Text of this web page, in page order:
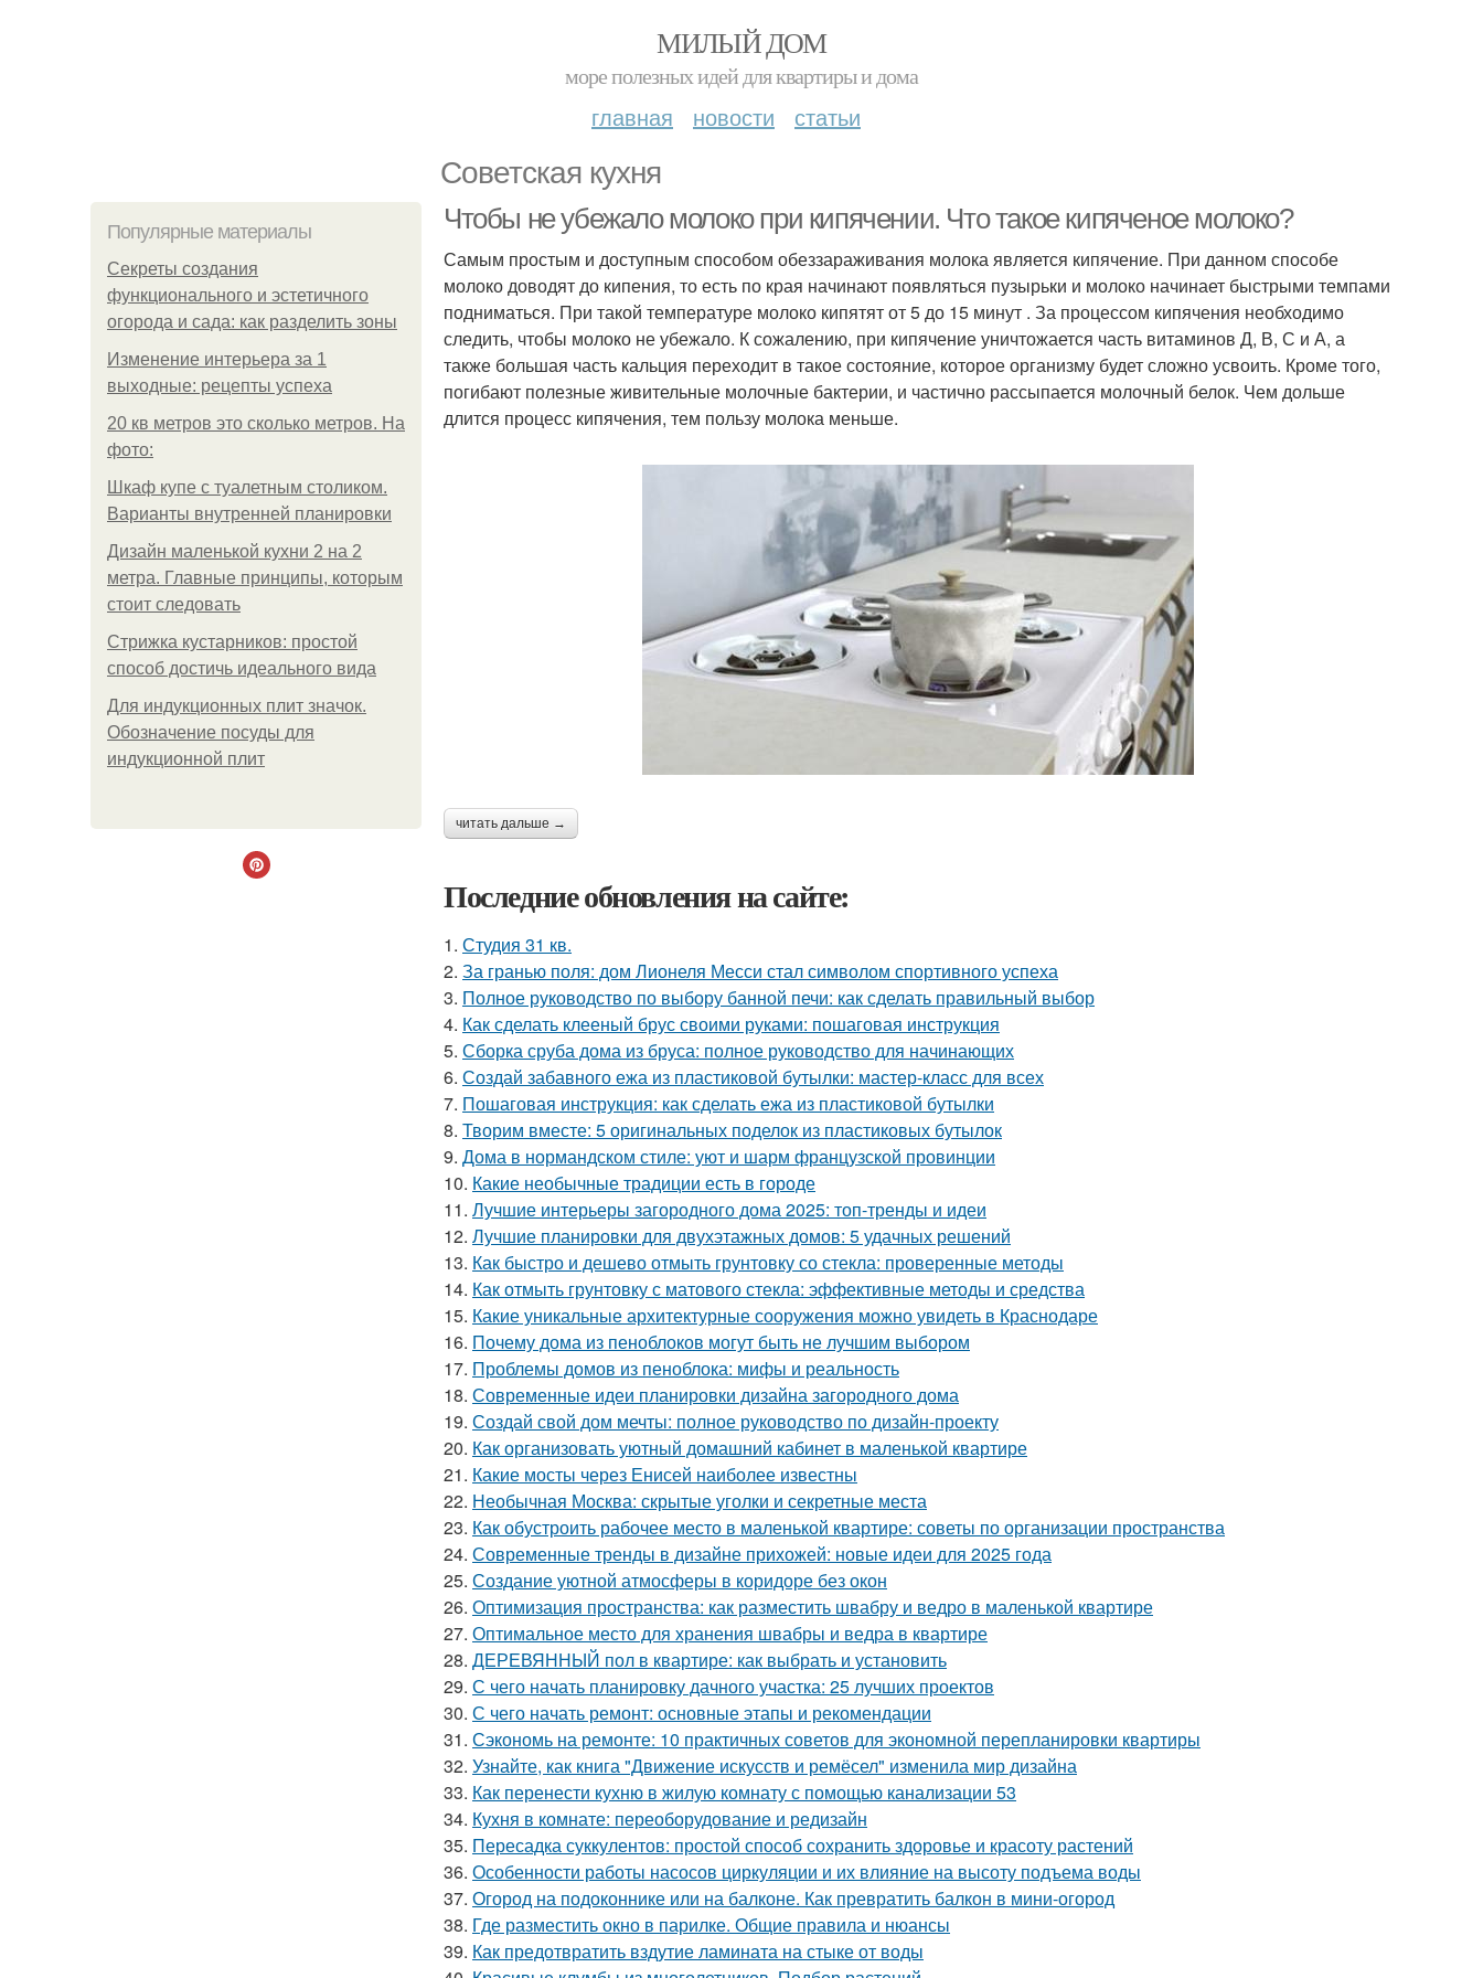
МИЛЫЙ ДОМ
море полезных идей для квартиры и дома
главная новости статьи
Советская кухня
Популярные материалы
Секреты создания
функционального и эстетичного
огорода и сада: как разделить зоны
Изменение интерьера за 1
выходные: рецепты успеха
20 кв метров это сколько метров. На
фото:
Шкаф купе с туалетным столиком.
Варианты внутренней планировки
Дизайн маленькой кухни 2 на 2
метра. Главные принципы, которым
стоит следовать
Стрижка кустарников: простой
способ достичь идеального вида
Для индукционных плит значок.
Обозначение посуды для
индукционной плит
Чтобы не убежало молоко при кипячении. Что такое кипяченое молоко?
Самым простым и доступным способом обеззараживания молока является кипячение. При данном способе
молоко доводят до кипения, то есть по края начинают появляться пузырьки и молоко начинает быстрыми темпами
подниматься. При такой температуре молоко кипятят от 5 до 15 минут . За процессом кипячения необходимо
следить, чтобы молоко не убежало. К сожалению, при кипячение уничтожается часть витаминов Д, В, С и А, а
также большая часть кальция переходит в такое состояние, которое организму будет сложно усвоить. Кроме того,
погибают полезные живительные молочные бактерии, и частично рассыпается молочный белок. Чем дольше
длится процесс кипячения, тем пользу молока меньше.
читать дальше →
Последние обновления на сайте:
1. Студия 31 кв.
2. За гранью поля: дом Лионеля Месси стал символом спортивного успеха
3. Полное руководство по выбору банной печи: как сделать правильный выбор
4. Как сделать клееный брус своими руками: пошаговая инструкция
5. Сборка сруба дома из бруса: полное руководство для начинающих
6. Создай забавного ежа из пластиковой бутылки: мастер-класс для всех
7. Пошаговая инструкция: как сделать ежа из пластиковой бутылки
8. Творим вместе: 5 оригинальных поделок из пластиковых бутылок
9. Дома в нормандском стиле: уют и шарм французской провинции
10. Какие необычные традиции есть в городе
11. Лучшие интерьеры загородного дома 2025: топ-тренды и идеи
12. Лучшие планировки для двухэтажных домов: 5 удачных решений
13. Как быстро и дешево отмыть грунтовку со стекла: проверенные методы
14. Как отмыть грунтовку с матового стекла: эффективные методы и средства
15. Какие уникальные архитектурные сооружения можно увидеть в Краснодаре
16. Почему дома из пеноблоков могут быть не лучшим выбором
17. Проблемы домов из пеноблока: мифы и реальность
18. Современные идеи планировки дизайна загородного дома
19. Создай свой дом мечты: полное руководство по дизайн-проекту
20. Как организовать уютный домашний кабинет в маленькой квартире
21. Какие мосты через Енисей наиболее известны
22. Необычная Москва: скрытые уголки и секретные места
23. Как обустроить рабочее место в маленькой квартире: советы по организации пространства
24. Современные тренды в дизайне прихожей: новые идеи для 2025 года
25. Создание уютной атмосферы в коридоре без окон
26. Оптимизация пространства: как разместить швабру и ведро в маленькой квартире
27. Оптимальное место для хранения швабры и ведра в квартире
28. ДЕРЕВЯННЫЙ пол в квартире: как выбрать и установить
29. С чего начать планировку дачного участка: 25 лучших проектов
30. С чего начать ремонт: основные этапы и рекомендации
31. Сэкономь на ремонте: 10 практичных советов для экономной перепланировки квартиры
32. Узнайте, как книга "Движение искусств и ремёсел" изменила мир дизайна
33. Как перенести кухню в жилую комнату с помощью канализации 53
34. Кухня в комнате: переоборудование и редизайн
35. Пересадка суккулентов: простой способ сохранить здоровье и красоту растений
36. Особенности работы насосов циркуляции и их влияние на высоту подъема воды
37. Огород на подоконнике или на балконе. Как превратить балкон в мини-огород
38. Где разместить окно в парилке. Общие правила и нюансы
39. Как предотвратить вздутие ламината на стыке от воды